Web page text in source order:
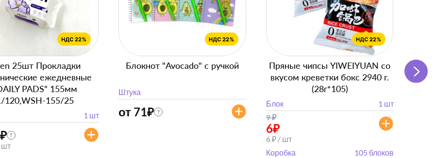
25шт Прокладки
ежедневные
PADS" 155мм
120,WSH-155/25
1 шт
₽ ?
шт
Блокнот "Avocado" с ручкой
Штука
от 71₽ ?
Пряные чипсы YIWEIYUAN со
вкусом креветки бокс 2940 г.
(28г*105)
Блок
1 шт
9₽
6₽
6 ₽ / шт
Коробка
105 блоков